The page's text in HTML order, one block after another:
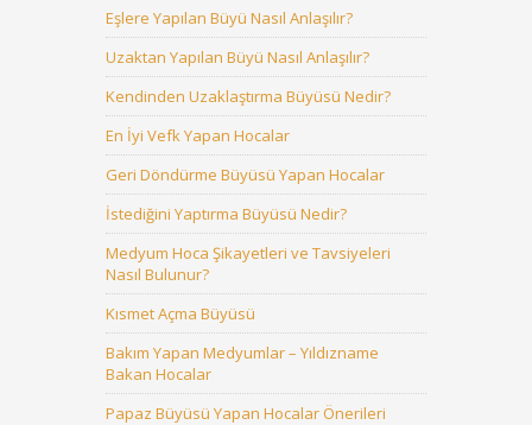
Eşlere Yapılan Büyü Nasıl Anlaşılır?
Uzaktan Yapılan Büyü Nasıl Anlaşılır?
Kendinden Uzaklaştırma Büyüsü Nedir?
En İyi Vefk Yapan Hocalar
Geri Döndürme Büyüsü Yapan Hocalar
İstediğini Yaptırma Büyüsü Nedir?
Medyum Hoca Şikayetleri ve Tavsiyeleri
Nasıl Bulunur?
Kısmet Açma Büyüsü
Bakım Yapan Medyumlar – Yıldızname
Bakan Hocalar
Papaz Büyüsü Yapan Hocalar Önerileri